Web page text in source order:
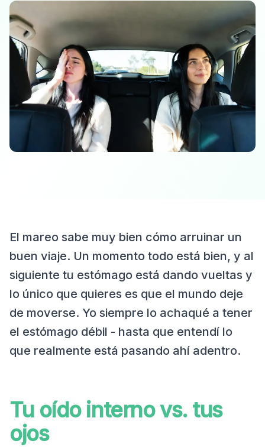
El mareo sabe muy bien cómo arruinar un
buen viaje. Un momento todo está bien, y al
siguiente tu estómago está dando vueltas y
lo único que quieres es que el mundo deje
de moverse. Yo siempre lo achaqué a tener
el estómago débil - hasta que entendí lo
que realmente está pasando ahí adentro.
Tu oído interno vs. tus
ojos